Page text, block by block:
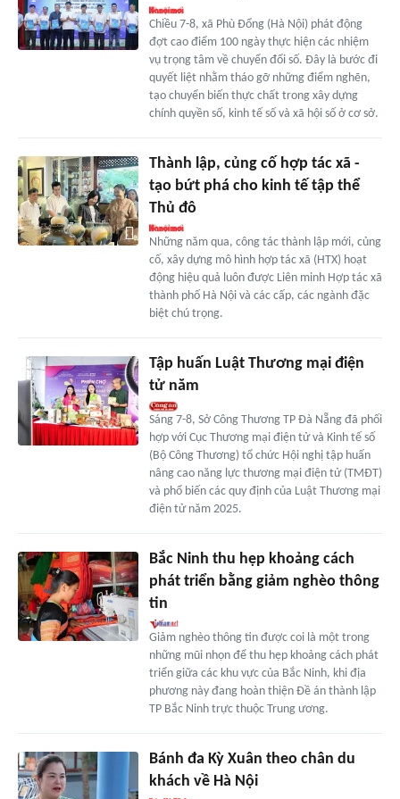
Chiều 7-8, xã Phù Đổng (Hà Nội) phát động
đợt cao điểm 100 ngày thực hiện các nhiệm
vụ trọng tâm về chuyển đổi số. Đây là bước đi
quyết liệt nhằm tháo gỡ những điểm nghẽn,
tạo chuyển biến thực chất trong xây dựng
chính quyền số, kinh tế số và xã hội số ở cơ sở.
Thành lập, củng cố hợp tác xã -
tạo bứt phá cho kinh tế tập thể
Thủ đô
Những năm qua, công tác thành lập mới, củng
cố, xây dựng mô hình hợp tác xã (HTX) hoạt
động hiệu quả luôn được Liên minh Hợp tác xã
thành phố Hà Nội và các cấp, các ngành đặc
biệt chú trọng.
Tập huấn Luật Thương mại điện
tử năm
Sáng 7-8, Sở Công Thương TP Đà Nẵng đã phối
hợp với Cục Thương mại điện tử và Kinh tế số
(Bộ Công Thương) tổ chức Hội nghị tập huấn
nâng cao năng lực thương mại điện tử (TMĐT)
và phổ biến các quy định của Luật Thương mại
điện tử năm 2025.
Bắc Ninh thu hẹp khoảng cách
phát triển bằng giảm nghèo thông
tin
Giảm nghèo thông tin được coi là một trong
những mũi nhọn để thu hẹp khoảng cách phát
triển giữa các khu vực của Bắc Ninh, khi địa
phương này đang hoàn thiện Đề án thành lập
TP Bắc Ninh trực thuộc Trung ương.
Bánh đa Kỳ Xuân theo chân du
khách về Hà Nội